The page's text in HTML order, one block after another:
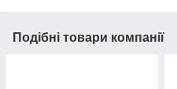
Подібні товари компанії